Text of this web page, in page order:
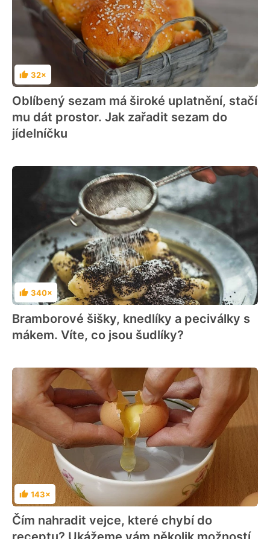
Hodnocení
32×
Oblíbený sezam má široké uplatnění, stačí
mu dát prostor. Jak zařadit sezam do
jídelníčku
Hodnocení
340×
Bramborové šišky, knedlíky a peciválky s
mákem. Víte, co jsou šudlíky?
Hodnocení
143×
Čím nahradit vejce, které chybí do